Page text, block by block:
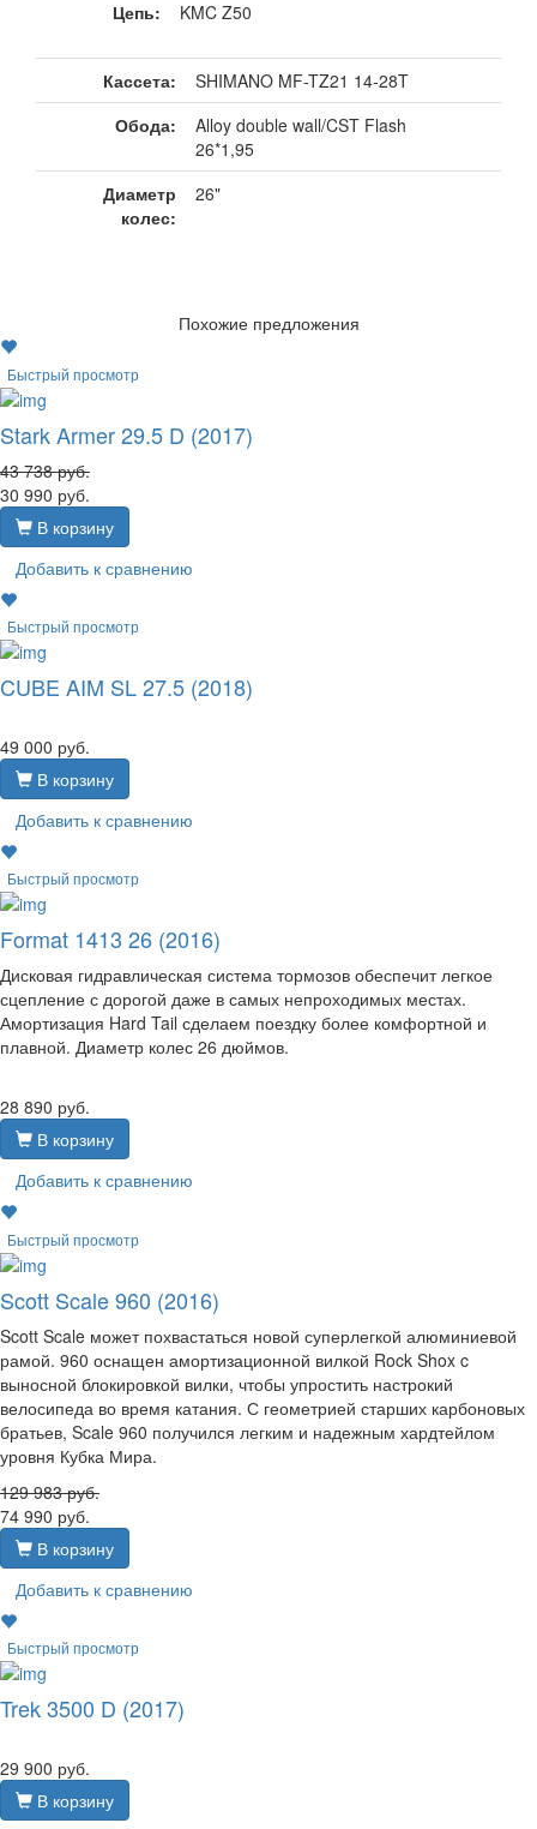
Цепь:
KMC Z50
Кассета:
SHIMANO MF-TZ21 14-28T
Обода:
Alloy double wall/CST Flash
26*1,95
Диаметр
колес:
26"
Похожие предложения
Быстрый просмотр
Stark Armer 29.5 D (2017)
43 738руб.
30 990 руб.
В корзину
Добавить к сравнению
Быстрый просмотр
CUBE AIM SL 27.5 (2018)
49 000 руб.
В корзину
Добавить к сравнению
Быстрый просмотр
Format 1413 26 (2016)
Дисковая гидравлическая система тормозов обеспечит легкое
сцепление с дорогой даже в самых непроходимых местах.
Амортизация Hard Tail сделаем поездку более комфортной и
плавной. Диаметр колес 26 дюймов.
28 890 руб.
В корзину
Добавить к сравнению
Быстрый просмотр
Scott Scale 960 (2016)
Scott Scale может похвастаться новой суперлегкой алюминиевой
рамой. 960 оснащен амортизационной вилкой Rock Shox c
выносной блокировкой вилки, чтобы упростить настрокий
велосипеда во время катания. С геометрией старших карбоновых
братьев, Scale 960 получился легким и надежным хардтейлом
уровня Кубка Мира.
129 983руб.
74 990 руб.
В корзину
Добавить к сравнению
Быстрый просмотр
Trek 3500 D (2017)
29 900 руб.
В корзину